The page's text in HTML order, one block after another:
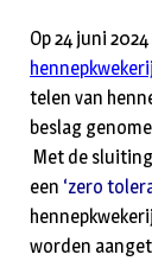
Op 24 juni
telen van
beslag
Met de
een ‘zero
worden